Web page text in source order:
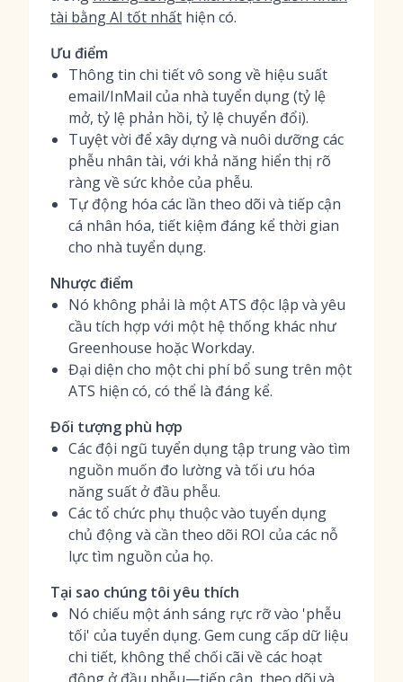
tài bằng AI tốt nhất hiện có.
Ưu điểm
Thông tin chi tiết vô song về hiệu suất
email/InMail của nhà tuyển dụng (tỷ lệ
mở, tỷ lệ phản hồi, tỷ lệ chuyển đổi).
Tuyệt vời để xây dựng và nuôi dưỡng các
phễu nhân tài, với khả năng hiển thị rõ
ràng về sức khỏe của phễu.
Tự động hóa các lần theo dõi và tiếp cận
cá nhân hóa, tiết kiệm đáng kể thời gian
cho nhà tuyển dụng.
Nhược điểm
Nó không phải là một ATS độc lập và yêu
cầu tích hợp với một hệ thống khác như
Greenhouse hoặc Workday.
Đại diện cho một chi phí bổ sung trên một
ATS hiện có, có thể là đáng kể.
Đối tượng phù hợp
Các đội ngũ tuyển dụng tập trung vào tìm
nguồn muốn đo lường và tối ưu hóa
năng suất ở đầu phễu.
Các tổ chức phụ thuộc vào tuyển dụng
chủ động và cần theo dõi ROI của các nỗ
lực tìm nguồn của họ.
Tại sao chúng tôi yêu thích
Nó chiếu một ánh sáng rực rỡ vào 'phễu
tối' của tuyển dụng. Gem cung cấp dữ liệu
chi tiết, không thể chối cãi về các hoạt